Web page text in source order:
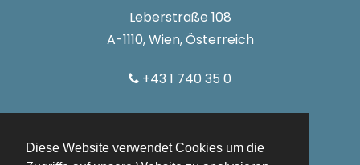
Diese Website verwendet Cookies um die
Leberstraße 108
A-1110, Wien, Österreich
+43 1 740 35 0
info@sumetzberger.at